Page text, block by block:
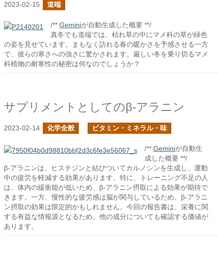
2023-02-15 道端
/** Geminiが自動生成した概要 **/
真冬でも道端では、枯れ草の中にマメ科の草が緑色
の姿を見せています。まもなく訪れる春の暖かさを予感させる一方
で、彼らの寒さへの強さに驚かされます。厳しい冬を乗り切るマメ
科植物の耐寒性の秘密は何なのでしょうか？
サプリメントとしてのβ-アラニン
2023-02-14 化学全般 ビタミン・ミネラル・味
/** Geminiが自動生
成した概要 **/
β-アラニンは、ヒスチジンと結びついてカルノシンを生成し、運動
中の疲労を軽減する効果があります。特に、トレーニング不足の人
は、体内の緩衝能が低いため、β-アラニン摂取による効果が期待で
きます。一方、慢性的な疲労感は脳が関与しているため、β-アラニ
ン摂取の効果は限定的かもしれません。今回の報告書は、栄養に関
する有益な情報源となるため、他の成分についても確認する価値が
あります。